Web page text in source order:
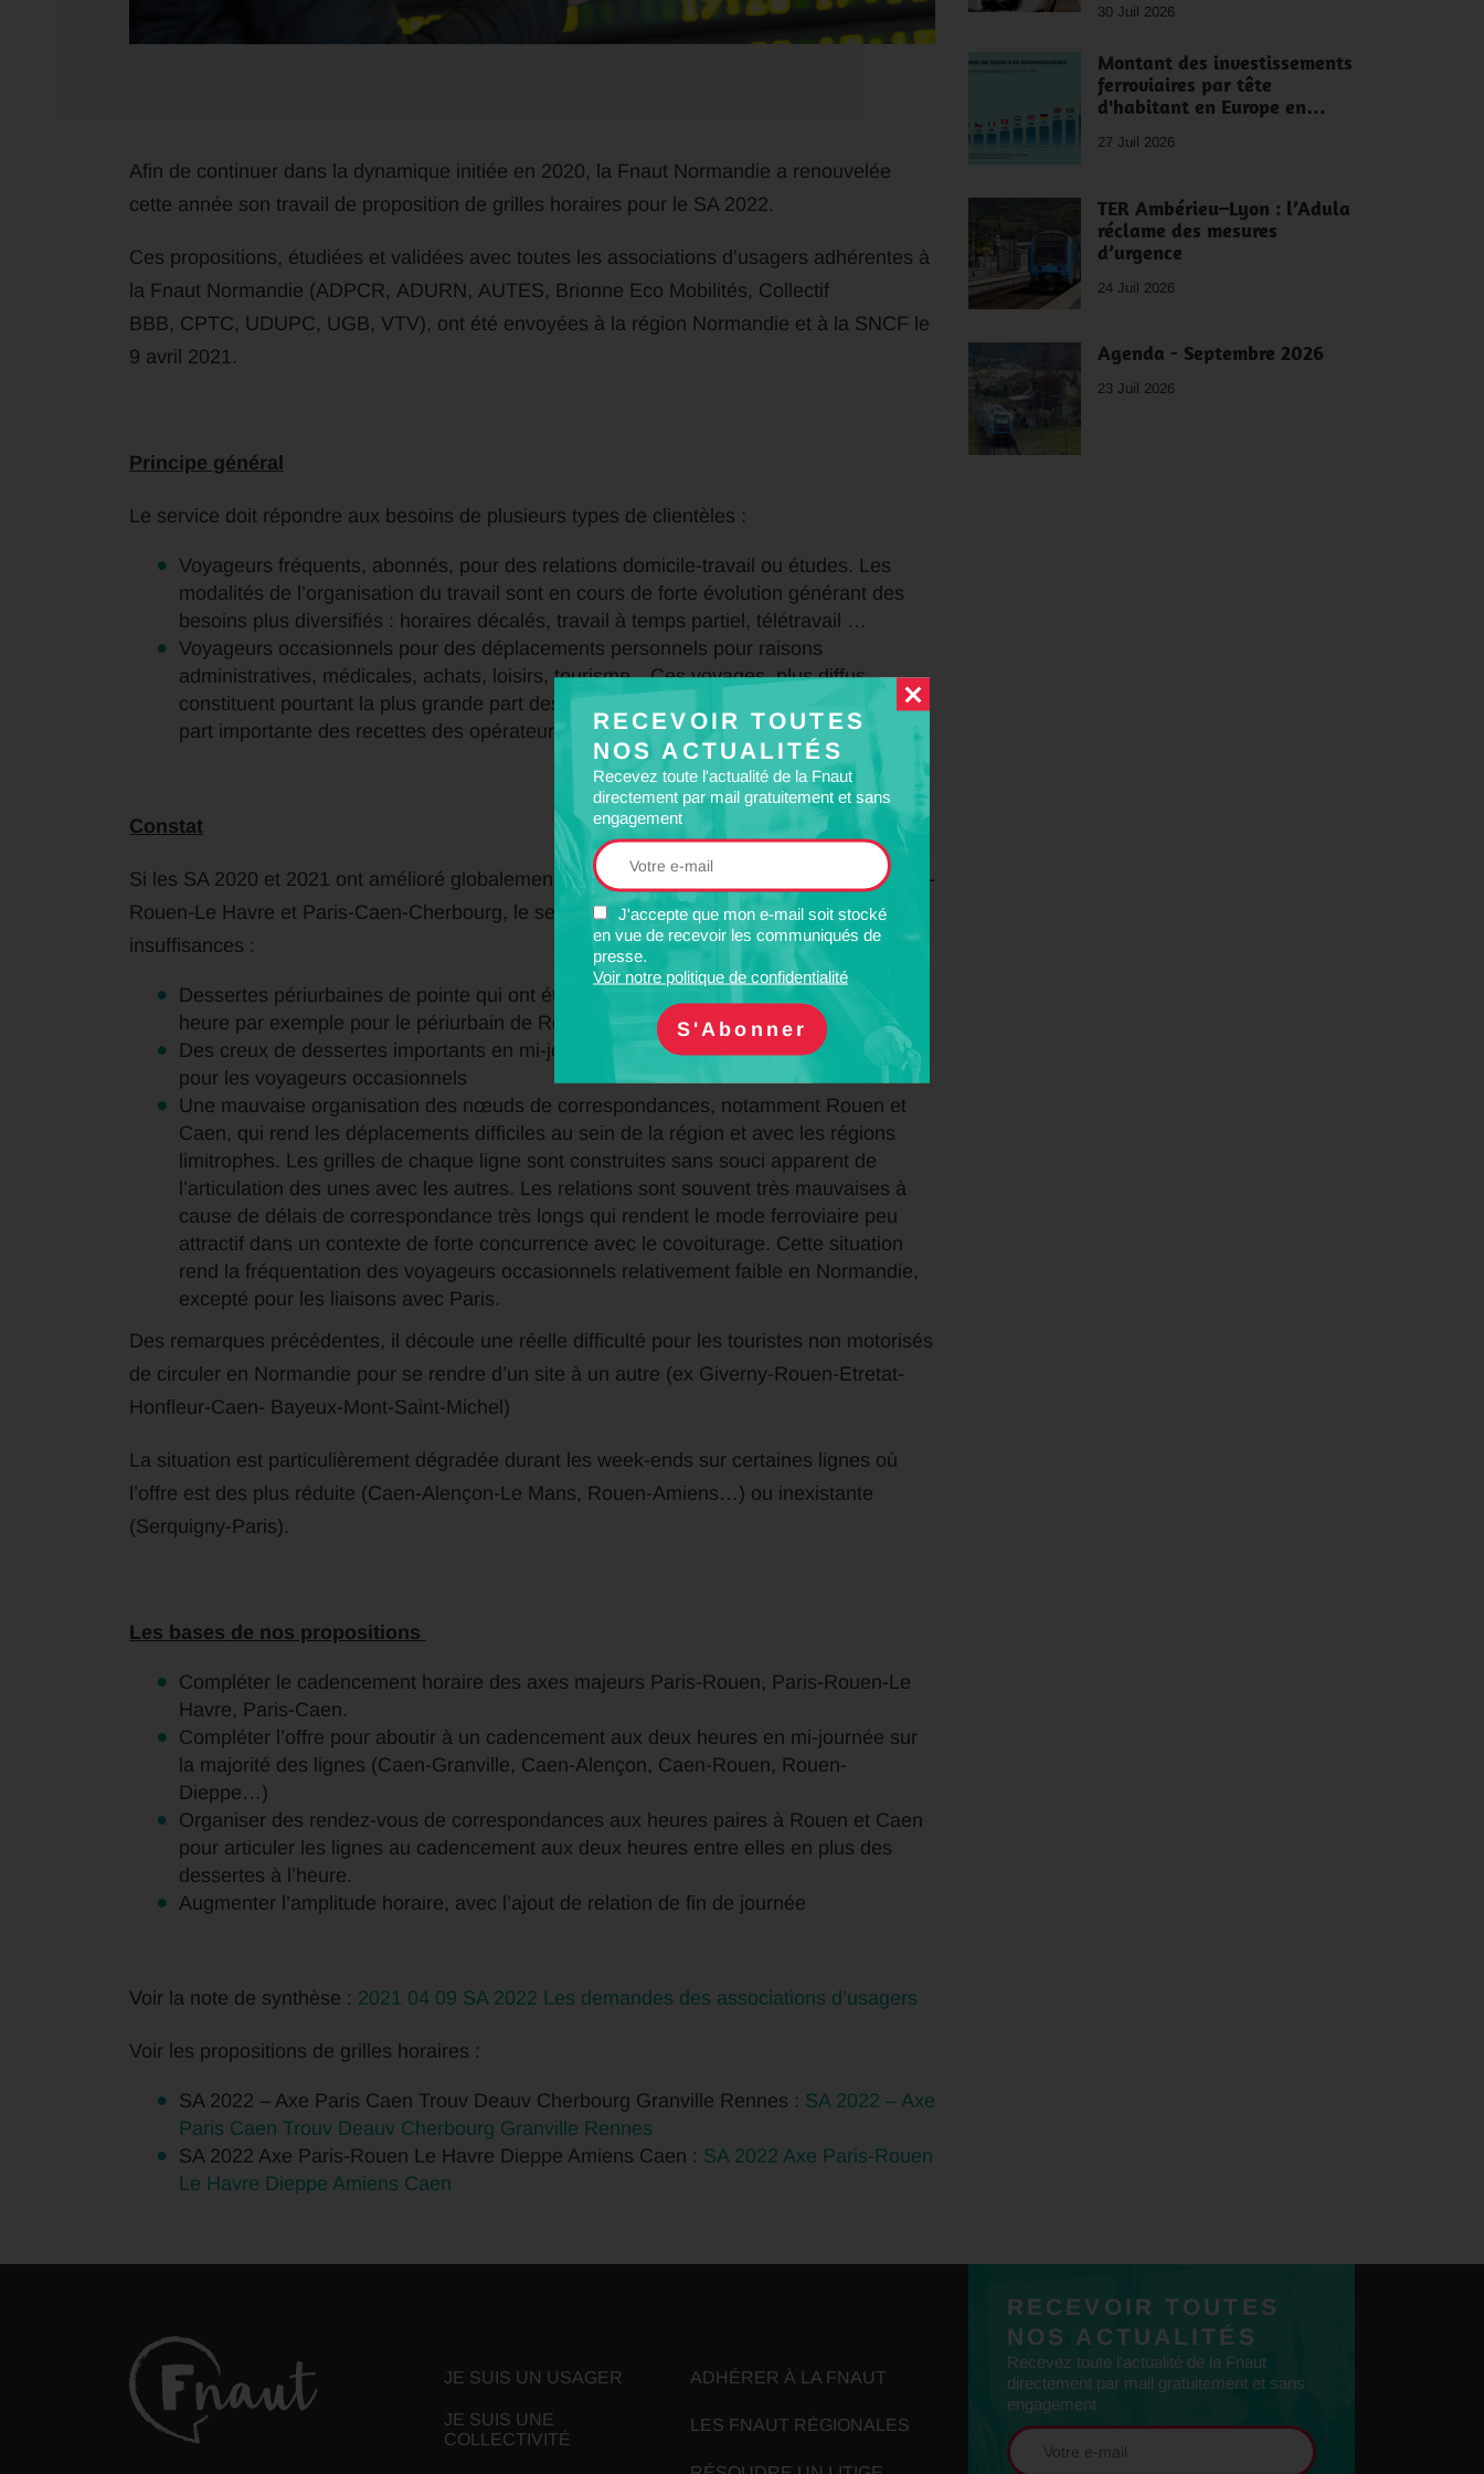
RECEVOIR TOUTES
NOS ACTUALITÉS
Recevez toute l'actualité de la Fnaut
directement par mail gratuitement et sans
engagement
J'accepte que mon e-mail soit stocké
en vue de recevoir les communiqués de
presse.
Voir notre politique de confidentialité
Afin de continuer dans la dynamique initiée en 2020, la Fnaut Normandie a renouvelée
cette année son travail de proposition de grilles horaires pour le SA 2022.
Ces propositions, étudiées et validées avec toutes les associations d’usagers adhérentes à
la Fnaut Normandie (ADPCR, ADURN, AUTES, Brionne Eco Mobilités, Collectif
BBB, CPTC, UDUPC, UGB, VTV), ont été envoyées à la région Normandie et à la SNCF le
9 avril 2021.
Principe général
Le service doit répondre aux besoins de plusieurs types de clientèles :
Voyageurs fréquents, abonnés, pour des relations domicile-travail ou études. Les
modalités de l’organisation du travail sont en cours de forte évolution générant des
besoins plus diversifiés : horaires décalés, travail à temps partiel, télétravail …
Voyageurs occasionnels pour des déplacements personnels pour raisons
administratives, médicales, achats, loisirs, tourisme…Ces voyages, plus diffus
constituent pourtant la plus grande part des déplacements, de l’ordre de 70 % et une
part importante des recettes des opérateurs.
Constat
Si les SA 2020 et 2021 ont amélioré globalement l’offre sur les deux grandes radiales Paris-
Rouen-Le Havre et Paris-Caen-Cherbourg, le service proposé présente plusieurs
insuffisances :
Dessertes périurbaines de pointe qui ont été réduites (à l’heure au lieu de la demi-
heure par exemple pour le périurbain de Rouen,
Des creux de dessertes importants en mi-journée qui rendent le train peu attractif
pour les voyageurs occasionnels
Une mauvaise organisation des nœuds de correspondances, notamment Rouen et
Caen, qui rend les déplacements difficiles au sein de la région et avec les régions
limitrophes. Les grilles de chaque ligne sont construites sans souci apparent de
l’articulation des unes avec les autres. Les relations sont souvent très mauvaises à
cause de délais de correspondance très longs qui rendent le mode ferroviaire peu
attractif dans un contexte de forte concurrence avec le covoiturage. Cette situation
rend la fréquentation des voyageurs occasionnels relativement faible en Normandie,
excepté pour les liaisons avec Paris.
Des remarques précédentes, il découle une réelle difficulté pour les touristes non motorisés
de circuler en Normandie pour se rendre d’un site à un autre (ex Giverny-Rouen-Etretat-
Honfleur-Caen- Bayeux-Mont-Saint-Michel)
La situation est particulièrement dégradée durant les week-ends sur certaines lignes où
l’offre est des plus réduite (Caen-Alençon-Le Mans, Rouen-Amiens…) ou inexistante
(Serquigny-Paris).
Les bases de nos propositions
Compléter le cadencement horaire des axes majeurs Paris-Rouen, Paris-Rouen-Le
Havre, Paris-Caen.
Compléter l’offre pour aboutir à un cadencement aux deux heures en mi-journée sur
la majorité des lignes (Caen-Granville, Caen-Alençon, Caen-Rouen, Rouen-
Dieppe…)
Organiser des rendez-vous de correspondances aux heures paires à Rouen et Caen
pour articuler les lignes au cadencement aux deux heures entre elles en plus des
dessertes à l’heure.
Augmenter l’amplitude horaire, avec l’ajout de relation de fin de journée
Voir la note de synthèse : 2021 04 09 SA 2022 Les demandes des associations d’usagers
Voir les propositions de grilles horaires :
SA 2022 – Axe Paris Caen Trouv Deauv Cherbourg Granville Rennes : SA 2022 – Axe
Paris Caen Trouv Deauv Cherbourg Granville Rennes
SA 2022 Axe Paris-Rouen Le Havre Dieppe Amiens Caen : SA 2022 Axe Paris-Rouen
Le Havre Dieppe Amiens Caen
30 Juil 2026
Montant des investissements
ferroviaires par tête
d'habitant en Europe en…
27 Juil 2026
TER Ambérieu–Lyon : l’Adula
réclame des mesures
d’urgence
24 Juil 2026
Agenda - Septembre 2026
23 Juil 2026
JE SUIS UN USAGER
JE SUIS UNE
COLLECTIVITÉ
ADHÉRER À LA FNAUT
LES FNAUT RÉGIONALES
RECEVOIR TOUTES
NOS ACTUALITÉS
Recevez toute l'actualité de la Fnaut
directement par mail gratuitement et sans
engagement